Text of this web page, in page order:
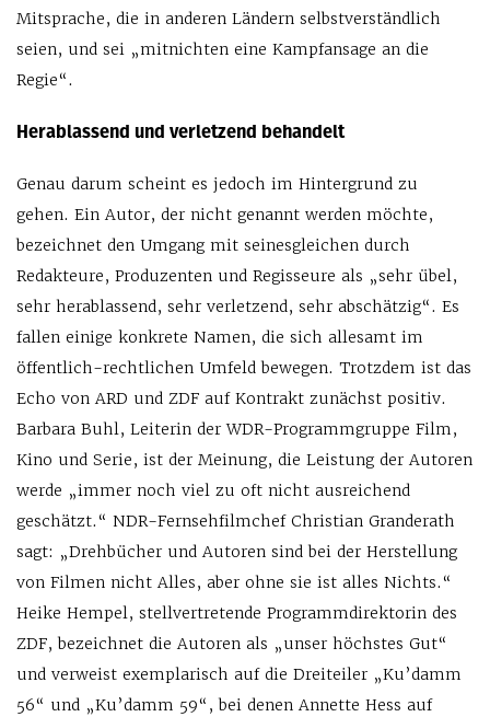
Mitsprache, die in anderen Ländern selbstverständlich
seien, und sei „mitnichten eine Kampfansage an die
Regie“.
Herablassend und verletzend behandelt
Genau darum scheint es jedoch im Hintergrund zu
gehen. Ein Autor, der nicht genannt werden möchte,
bezeichnet den Umgang mit seinesgleichen durch
Redakteure, Produzenten und Regisseure als „sehr übel,
sehr herablassend, sehr verletzend, sehr abschätzig“. Es
fallen einige konkrete Namen, die sich allesamt im
öffentlich-rechtlichen Umfeld bewegen. Trotzdem ist das
Echo von ARD und ZDF auf Kontrakt zunächst positiv.
Barbara Buhl, Leiterin der WDR-Programmgruppe Film,
Kino und Serie, ist der Meinung, die Leistung der Autoren
werde „immer noch viel zu oft nicht ausreichend
geschätzt.“ NDR-Fernsehfilmchef Christian Granderath
sagt: „Drehbücher und Autoren sind bei der Herstellung
von Filmen nicht Alles, aber ohne sie ist alles Nichts.“
Heike Hempel, stellvertretende Programmdirektorin des
ZDF, bezeichnet die Autoren als „unser höchstes Gut“
und verweist exemplarisch auf die Dreiteiler „Ku’damm
56“ und „Ku’damm 59“, bei denen Annette Hess auf